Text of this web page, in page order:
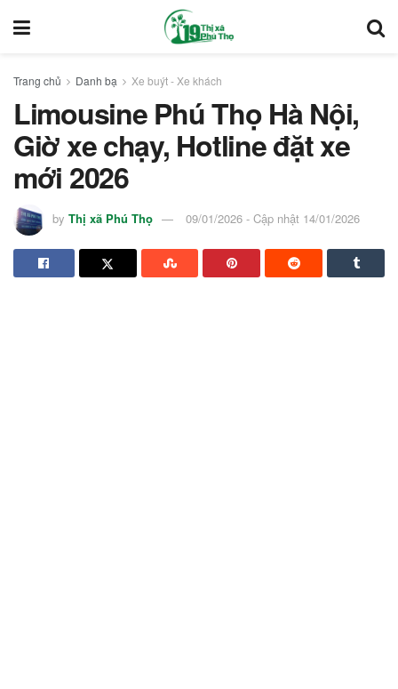
Trang chủ Danh bạ Xe buýt - Xe khách
Limousine Phú Thọ Hà Nội,
Giờ xe chạy, Hotline đặt xe
mới 2026
by Thị xã Phú Thọ 09/01/2026 - Cập nhật 14/01/2026